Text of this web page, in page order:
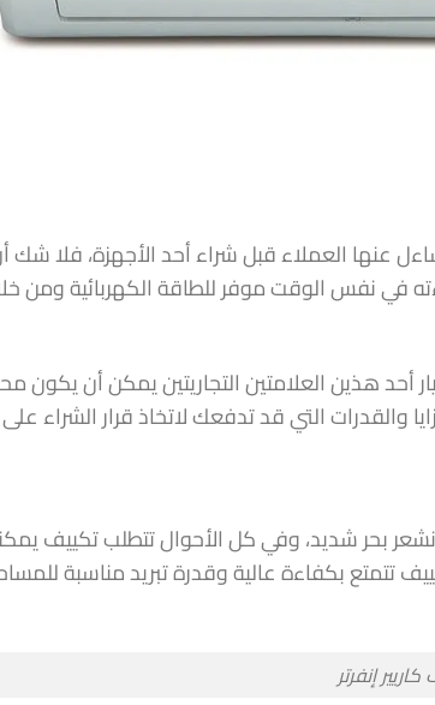
عنها العملاء قبل شراء أحد الأجهزة،
نفس الوقت موفر للطاقة الكهربائية ومن
أحد هذين العلامتين التجاريتين يمكن أن يكون
والقدرات التي قد تدفعك لاتخاذ قرار الشراء على
بحر شديد، وفي كل الأحوال تتطلب تكييف
تتمتع بكفاءة عالية وقدرة تبريد مناسبة
إنفرتر